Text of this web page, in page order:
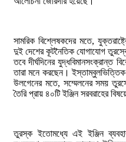
সামরিক বিশ্লেষকদের মতে,
দুই দেশের কূটনৈতিক যোগাযোগ
তবে দীর্ঘদিনের যুদ্ধবিমানসংক্রান্ত
তারা মনে করছেন। ইস্তাম্বুলভিত্তিক
উলগেনের মতে, সম্মেলনের সময়
তৈরি প্রায় ৪০টি ইঞ্জিন সরবরাহের
তুরস্ক ইতোমধ্যে এই ইঞ্জিন